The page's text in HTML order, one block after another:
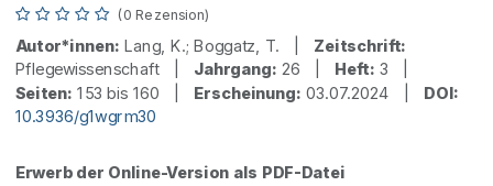
(0 Rezension)
Autor*innen: Lang, K.; Boggatz, T. | Zeitschrift:
Pflegewissenschaft | Jahrgang: 26 | Heft: 3 |
Seiten: 153 bis 160 | Erscheinung: 03.07.2024 | DOI:
10.3936/g1wgrm30
Erwerb der Online-Version als PDF-Datei